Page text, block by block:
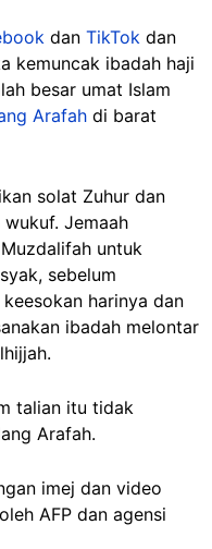
dan TikTok dan
kemuncak ibadah haji
besar umat Islam
Arafah di barat
solat Zuhur dan
Jemaah
untuk
sebelum
harinya dan
ibadah melontar
talian itu tidak
Arafah.
imej dan video
AFP dan agensi